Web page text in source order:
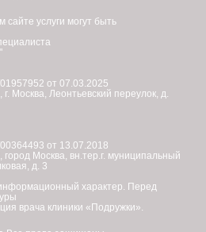
услуги могут быть
от 07.03.2025
Москва, Леонтьевский переулок, д.
от 13.07.2018
Москва, вн.тер.г. муниципальный
д. 3
характер. Перед
врача клиники «Подружки».